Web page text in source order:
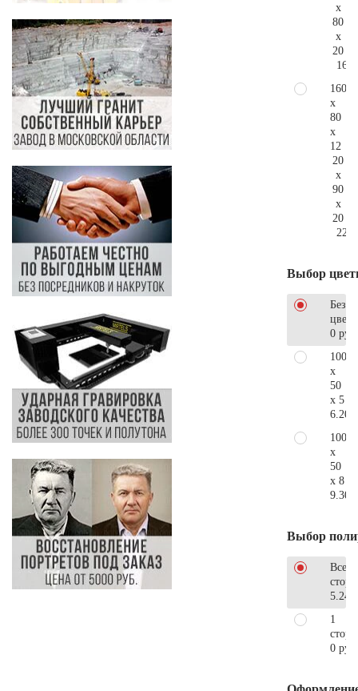
x
80
x
20
160
x
80
x
12
20
x
90
x
20
Выбор
Без
0 руб.
100
x
50
x 5
100
x
50
x 8
Выбор
Все
1
0 руб.